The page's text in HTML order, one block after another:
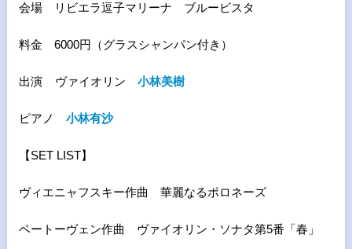
会場 リビエラ逗子マリーナ ブルービスタ
料金 6000円（グラスシャンパン付き）
出演 ヴァイオリン 小林美樹
ピアノ 小林有沙
【SET LIST】
ヴィエニャフスキー作曲 華麗なるポロネーズ
ベートーヴェン作曲 ヴァイオリン・ソナタ第5番「春」